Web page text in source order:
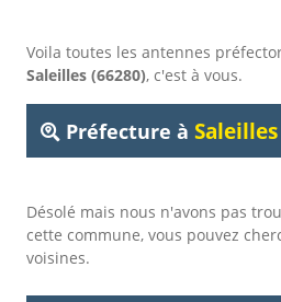
Voila toutes les antennes
Saleilles (66280), c'est à vous.
Préfecture à Saleilles
Désolé mais nous n'avons pas
cette commune, vous pouvez
voisines.